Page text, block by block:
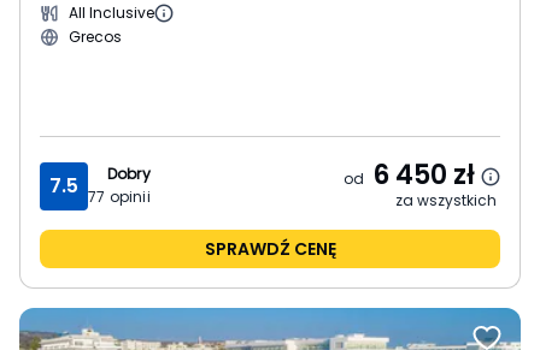
All Inclusive
Grecos
7.5
Dobry
77 opinii
od 6 450 zł
za wszystkich
SPRAWDŹ CENĘ